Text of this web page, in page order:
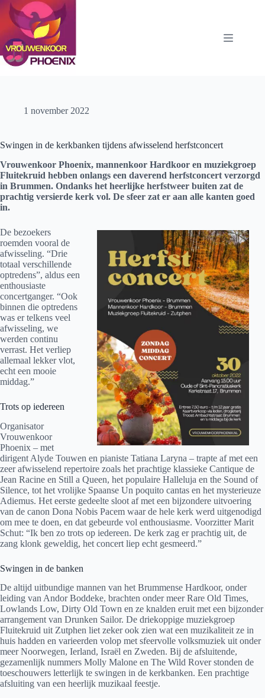
Ga
naar
inhoud
1 november 2022
Swingen in de kerkbanken tijdens afwisselend herfstconcert
Vrouwenkoor Phoenix, mannenkoor Hardkoor en muziekgroep
Fluitekruid hebben onlangs een daverend herfstconcert verzorgd
in Brummen. Ondanks het heerlijke herfstweer buiten zat de
prachtig versierde kerk vol. De sfeer zat er aan alle kanten goed
in.
De bezoekers
roemden vooral de
afwisseling. “Drie
totaal verschillende
optredens”, aldus een
enthousiaste
concertganger. “Ook
binnen die optredens
was er telkens veel
afwisseling, we
werden continu
verrast. Het verliep
allemaal lekker vlot,
echt een mooie
middag.”
Trots op iedereen
Organisator
Vrouwenkoor
Phoenix – met
dirigent Alyde Touwen en pianiste Tatiana Laryna – trapte af met een
zeer afwisselend repertoire zoals het prachtige klassieke Cantique de
Jean Racine en Still a Queen, het populaire Halleluja en the Sound of
Silence, tot het vrolijke Spaanse Un poquito cantas en het mysterieuze
Adiemus. Het eerste gedeelte sloot af met een bijzondere uitvoering
van de canon Dona Nobis Pacem waar de hele kerk werd uitgenodigd
om mee te doen, en dat gebeurde vol enthousiasme. Voorzitter Marit
Schut: “Ik ben zo trots op iedereen. De kerk zag er prachtig uit, de
zang klonk geweldig, het concert liep echt gesmeerd.”
Swingen in de banken
De altijd uitbundige mannen van het Brummense Hardkoor, onder
leiding van Andor Boddeke, brachten onder meer Rare Old Times,
Lowlands Low, Dirty Old Town en ze knalden eruit met een bijzonder
arrangement van Drunken Sailor. De driekoppige muziekgroep
Fluitekruid uit Zutphen liet zeker ook zien wat een muzikaliteit ze in
huis hadden en varieerden volop met sfeervolle volksmuziek uit onder
meer Noorwegen, Ierland, Israël en Zweden. Bij de afsluitende,
gezamenlijk nummers Molly Malone en The Wild Rover stonden de
toeschouwers letterlijk te swingen in de kerkbanken. Een prachtige
afsluiting van een heerlijk muzikaal feestje.